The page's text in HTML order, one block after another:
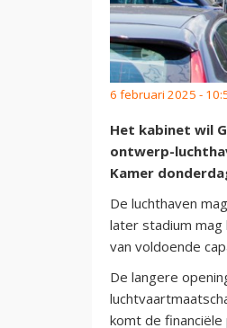
6 februari 2025 -
Het kabinet wil
ontwerp-
Kamer
De luchthaven
later stadium mag
van voldoende
De langere
komt de